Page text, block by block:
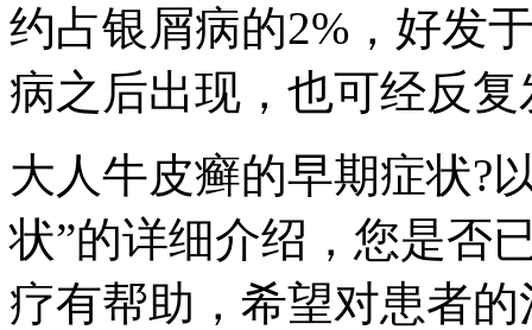
约占银屑病的2%，好发
病之后出现，也可经反
大人牛皮癣的早期症状?
状”的详细介绍，您是否
疗有帮助，希望对患者